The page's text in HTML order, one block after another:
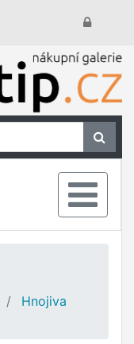
Hnojiva